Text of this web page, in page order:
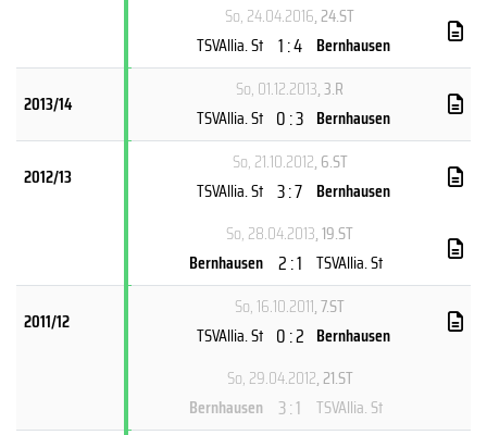
So, 24.04.2016, 24.ST
TSVAllia. St 1 : 4 Bernhausen
2013/14
So, 01.12.2013, 3.R
TSVAllia. St 0 : 3 Bernhausen
2012/13
So, 21.10.2012, 6.ST
TSVAllia. St 3 : 7 Bernhausen
So, 28.04.2013, 19.ST
Bernhausen 2 : 1 TSVAllia. St
2011/12
So, 16.10.2011, 7.ST
TSVAllia. St 0 : 2 Bernhausen
So, 29.04.2012, 21.ST
Bernhausen 3 : 1 TSVAllia. St